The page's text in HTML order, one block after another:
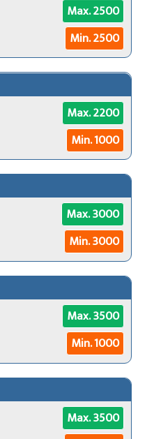
Max. 2500
Min. 2500
Max. 2200
Min. 1000
Max. 3000
Min. 3000
Max. 3500
Min. 1000
Max. 3500